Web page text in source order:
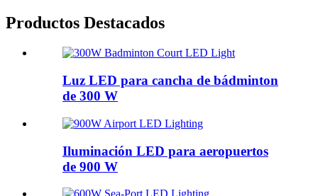
Productos Destacados
Luz LED para cancha de bádminton
de 300 W
Iluminación LED para aeropuertos
de 900 W